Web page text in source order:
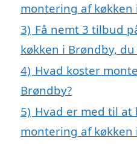
montering af køkken
3) Få nemt 3 tilbud
køkken i Brøndby,
4) Hvad koster
Brøndby?
5) Hvad er med til at
montering af køkken